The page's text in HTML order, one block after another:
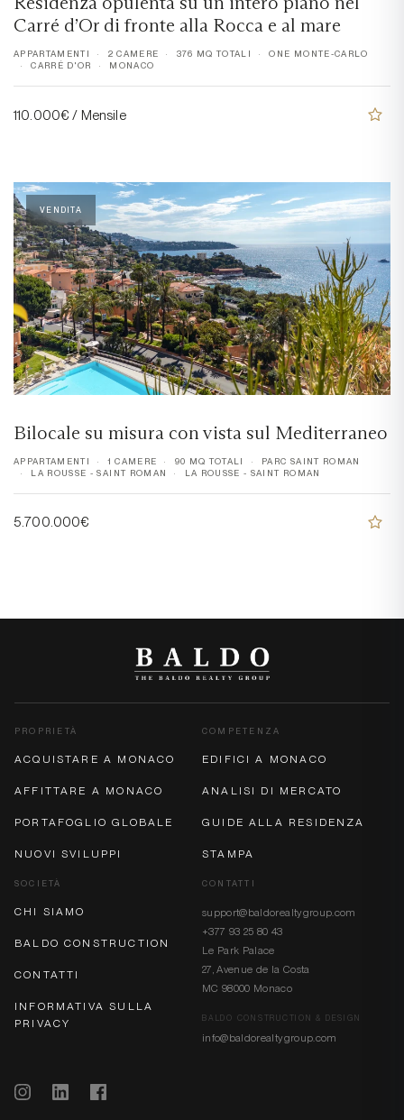
Carré d’Or di fronte alla Rocca e al mare
APPARTAMENTI 2 CAMERE 376 MQ TOTALI
ONE MONTE-CARLO
CARRÉ D'OR
MONACO
110.000€ / Mensile
VENDITA
Bilocale su misura con vista sul Mediterraneo
APPARTAMENTI 1 CAMERE 90 MQ TOTALI
PARC SAINT ROMAN
LA ROUSSE - SAINT ROMAN
LA ROUSSE - SAINT ROMAN
5.700.000€
PROPRIETÀ
ACQUISTARE A MONACO
AFFITTARE A MONACO
PORTAFOGLIO GLOBALE
NUOVI SVILUPPI
COMPETENZA
EDIFICI A MONACO
ANALISI DI MERCATO
GUIDE ALLA RESIDENZA
STAMPA
SOCIETÀ
CHI SIAMO
BALDO CONSTRUCTION
CONTATTI
INFORMATIVA SULLA
PRIVACY
CONTATTI
support@baldorealtygroup.com
+377 93 25 80 43
Le Park Palace
27, Avenue de la Costa
MC 98000 Monaco
BALDO CONSTRUCTION & DESIGN
info@baldorealtygroup.com